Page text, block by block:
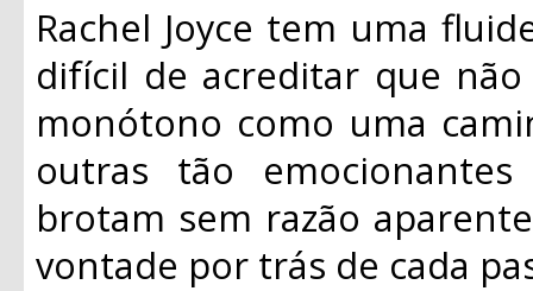
Rachel Joyce tem uma
difícil de acreditar que
monótono como uma
outras tão
brotam sem razão
vontade por trás de cada